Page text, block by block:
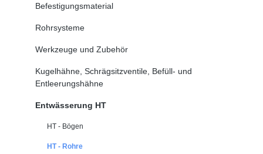
Befestigungsmaterial
Rohrsysteme
Werkzeuge und Zubehör
Kugelhähne, Schrägsitzventile, Befüll- und
Entleerungshähne
Entwässerung HT
HT - Bögen
HT - Rohre